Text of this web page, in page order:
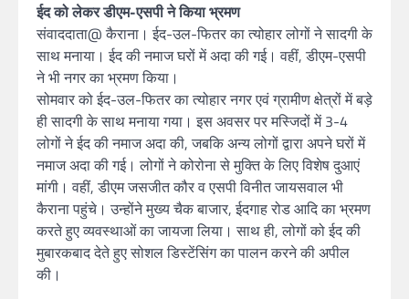
ईद को लेकर डीएम-एसपी ने किया भ्रमण
संवाददाता@ कैराना। ईद-उल-फितर का त्योहार लोगों ने सादगी के
साथ मनाया। ईद की नमाज घरों में अदा की गई। वहीं, डीएम-एसपी
ने भी नगर का भ्रमण किया।
सोमवार को ईद-उल-फितर का त्योहार नगर एवं ग्रामीण क्षेत्रों में बड़े
ही सादगी के साथ मनाया गया। इस अवसर पर मस्जिदों में 3-4
लोगों ने ईद की नमाज अदा की, जबकि अन्य लोगों द्वारा अपने घरों में
नमाज अदा की गई। लोगों ने कोरोना से मुक्ति के लिए विशेष दुआएं
मांगी। वहीं, डीएम जसजीत कौर व एसपी विनीत जायसवाल भी
कैराना पहुंचे। उन्होंने मुख्य चैक बाजार, ईदगाह रोड आदि का भ्रमण
करते हुए व्यवस्थाओं का जायजा लिया। साथ ही, लोगों को ईद की
मुबारकबाद देते हुए सोशल डिस्टेंसिंग का पालन करने की अपील
की।